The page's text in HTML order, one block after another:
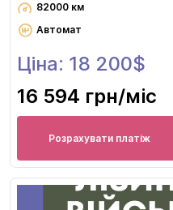
82000 км
Автомат
Ціна: 18 200$
16 594 грн/міс
Розрахувати платіж